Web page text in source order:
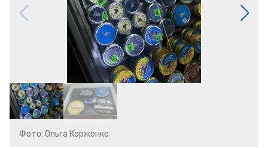
Фото: Ольга Корженко